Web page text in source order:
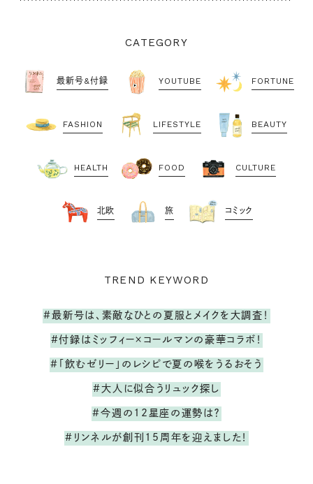
CATEGORY
最新号&付録 YOUTUBE FORTUNE
FASHION LIFESTYLE BEAUTY
HEALTH FOOD CULTURE
北欧 旅 コミック
TREND KEYWORD
#最新号は、素敵なひとの夏服とメイクを大調査！
#付録はミッフィー×コールマンの豪華コラボ！
#「飲むゼリー」のレシピで夏の喉をうるおそう
#大人に似合うリュック探し
#今週の12星座の運勢は？
#リンネルが創刊15周年を迎えました！